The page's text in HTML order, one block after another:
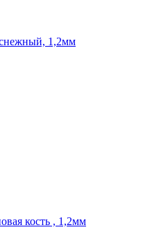
1,2мм
кость , 1,2мм